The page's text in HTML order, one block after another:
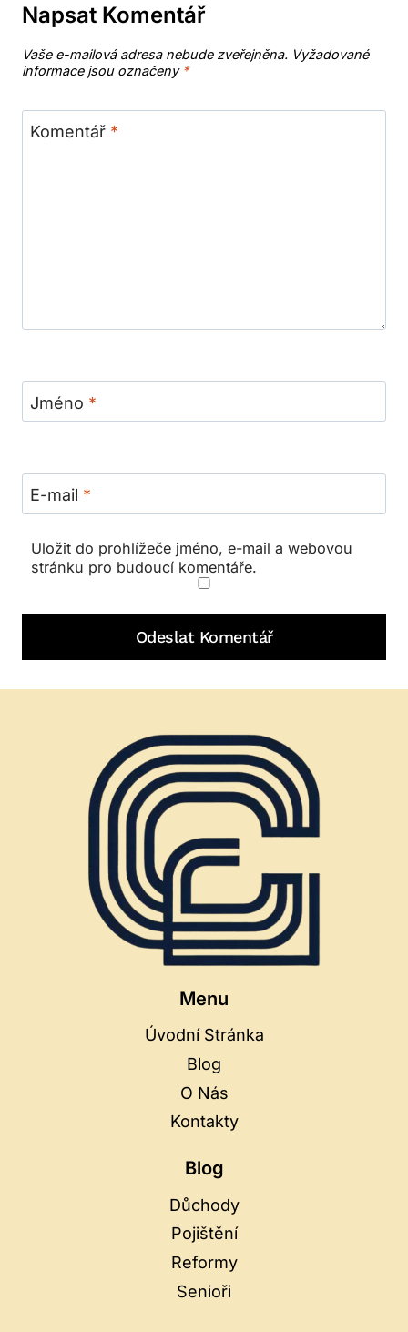
Napsat Komentář
Vaše e-mailová adresa nebude zveřejněna. Vyžadované
informace jsou označeny *
Komentář *
Jméno *
E-mail *
Uložit do prohlížeče jméno, e-mail a webovou
stránku pro budoucí komentáře.
Menu
Úvodní Stránka
Blog
O Nás
Kontakty
Blog
Důchody
Pojištění
Reformy
Senioři